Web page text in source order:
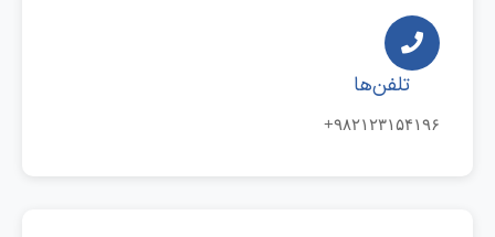
تلفن‌ها
۹۸۲۱۲۳۱۵۴۱۹۶+